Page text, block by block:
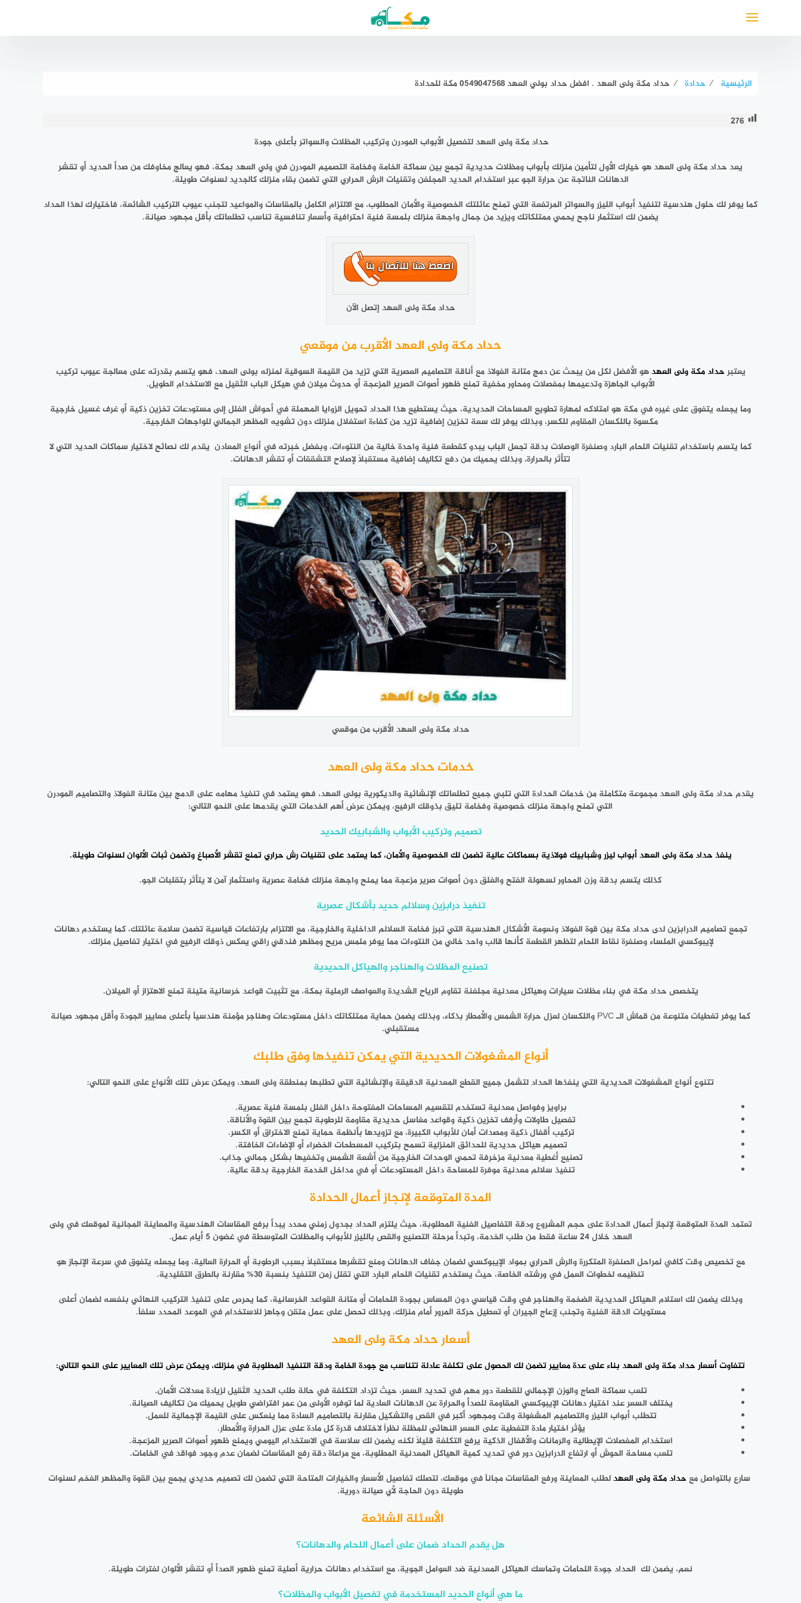
الرئيسية ⁄ حدادة ⁄ حداد مكة ولى العهد . افضل حداد بولي العهد 0549047568 مكة للحدادة
276
حداد مكة ولى العهد لتفصيل الأبواب المودرن وتركيب المظلات والسواتر بأعلى جودة
يعد حداد مكة ولى العهدهو خيارك الأول لتأمين منزلك بأبواب ومظلات حديدية تجمع بين سماكة الخامة وفخامة التصميم المودرن في ولي العهد بمكة، فهو يعالج مخاوفك من صدأ الحديد أو تقشر
الدهانات الناتجة عن حرارة الجو عبر استخدام الحديد المجلفن وتقنيات الرش الحراري التي تضمن بقاء منزلك كالجديد لسنوات طويلة.
كما يوفر لك حلول هندسية لتنفيذ أبواب الليزر والسواتر المرتفعة التي تمنح عائلتك الخصوصية والأمان المطلوب، مع الالتزام الكامل بالمقاسات والمواعيد لتجنب عيوب التركيب الشائعة، فاختيارك لهذا الحداد
يضمن لك استثمار ناجح يحمي ممتلكاتك ويزيد من جمال واجهة منزلك بلمسة فنية احترافية وأسعار تنافسية تناسب تطلعاتك بأقل مجهود صيانة.
حداد مكة ولى العهد إتصل الآن
حداد مكة ولى العهد الأقرب من موقعي
يعتبرحداد مكة ولى العهدهو الأفضل لكل من يبحث عن دمج متانة الفولاذ مع أناقة التصاميم العصرية التي تزيد من القيمة السوقية لمنزله بولى العهد، فهو يتسم بقدرته على معالجة عيوب تركيب
الأبواب الجاهزة وتدعيمها بمفصلات ومحاور مخفية تمنع ظهور أصوات الصرير المزعجة أو حدوث ميلان في هيكل الباب الثقيل مع الاستخدام الطويل.
وما يجعله يتفوق على غيره في مكة هو امتلاكه لمهارة تطويع المساحات الحديدية، حيث يستطيع هذا الحداد تحويل الزوايا المهملة في أحواش الفلل إلى مستودعات تخزين ذكية أو غرف غسيل خارجية
مكسوة باللكسان المقاوم للكسر، وبذلك يوفر لك سعة تخزين إضافية تزيد من كفاءة استغلال منزلك دون تشويه المظهر الجمالي للواجهات الخارجية.
كما يتسم باستخدام تقنيات اللحام البارد وصنفرة الوصلات بدقة تجعل الباب يبدو كقطعة فنية واحدة خالية من النتوءات، وبفضل خبرته في أنواع المعادن يقدم لك نصائح لاختيار سماكات الحديد التي لا
تتأثر بالحرارة، وبذلك يحميك من دفع تكاليف إضافية مستقبلاً لإصلاح التشققات أو تقشر الدهانات.
حداد مكة ولى العهد الأقرب من موقعي
خدمات حداد مكة ولى العهد
يقدم حداد مكة ولى العهد مجموعة متكاملة من خدمات الحدادة التي تلبي جميع تطلعاتك الإنشائية والديكورية بولى العهد، فهو يعتمد في تنفيذ مهامه على الدمج بين متانة الفولاذ والتصاميم المودرن
التي تمنح واجهة منزلك خصوصية وفخامة تليق بذوقك الرفيع، ويمكن عرض أهم الخدمات التي يقدمها على النحو التالي:
تصميم وتركيب الأبواب والشبابيك الحديد
ينفذ حداد مكة ولى العهدأبواب ليزر وشبابيك فولاذية بسماكات عالية تضمن لك الخصوصية والأمان، كما يعتمد على تقنيات رش حراري تمنع تقشر الأصباغ وتضمن ثبات الألوان لسنوات طويلة.
كذلك يتسم بدقة وزن المحاور لسهولة الفتح والغلق دون أصوات صرير مزعجة مما يمنح واجهة منزلك فخامة عصرية واستثمار آمن لا يتأثر بتقلبات الجو.
تنفيذ درابزين وسلالم حديد بأشكال عصرية
تجمعتصاميم الدرابزينلدى حداد مكة بين قوة الفولاذ ونعومة الأشكال الهندسية التي تبرز فخامة السلالم الداخلية والخارجية، مع الالتزام بارتفاعات قياسية تضمن سلامة عائلتك، كما يستخدم دهانات
لإيبوكسي الملساء وصنفرة نقاط اللحام لتظهر القطعة كأنها قالب واحد خالي من النتوءات مما يوفر ملمس مريح ومظهر فندقي راقي يعكس ذوقك الرفيع في اختيار تفاصيل منزلك.
تصنيع المظلات والهناجر والهياكل الحديدية
يتخصص حداد مكة في بناء مظلات سيارات وهياكل معدنية مجلفنة تقاوم الرياح الشديدة والعواصف الرملية بمكة، مع تثبيت قواعد خرسانية متينة تمنع الاهتزاز أو الميلان.
كما يوفر تغطيات متنوعة من قماش الـ PVC واللكسان لعزل حرارة الشمس والأمطار بذكاء، وبذلك
يضمن حماية ممتلكاتك داخل مستودعات وهناجر مؤمنة هندسياً بأعلى معايير الجودة وأقل مجهود صيانة
مستقبلي.
أنواع المشغولات الحديدية التي يمكن تنفيذها وفق طلبك
تتنوع أنواع المشغولات الحديدية التي ينفذها الحداد لتشمل جميع القطع المعدنية الدقيقة والإنشائية التي تطلبها بمنطقة ولى العهد، ويمكن عرض تلك الأنواع على النحو التالي:
براويز وفواصل معدنية تستخدم لتقسيم المساحات المفتوحة داخل الفلل بلمسة فنية عصرية.
تفصيل طاولات وأرفف تخزين ذكية وقواعد مغاسل حديدية مقاومة للرطوبة تجمع بين القوة والأناقة.
تركيب أقفال ذكية ومصدات أمان للأبواب الكبيرة، مع تزويدها بأنظمة حماية تمنع الاختراق أو الكسر.
تصميم هياكل حديدية للحدائق المنزلية تسمح بتركيب المسطحات الخضراء أو الإضاءات الخافتة.
تصنيع أغطية معدنية مزخرفة تحمي الوحدات الخارجية من أشعة الشمس وتخفيها بشكل جمالي جذاب.
تنفيذ سلالم معدنية موفرة للمساحة داخل المستودعات أو في مداخل الخدمة الخارجية بدقة عالية.
المدة المتوقعة لإنجاز أعمال الحدادة
تعتمد المدة المتوقعة لإنجاز أعمال الحدادة على حجم المشروع ودقة التفاصيل الفنية المطلوبة، حيث يلتزم الحداد بجدول زمني محدد يبدأ برفع المقاسات الهندسية والمعاينة المجانية لموقعك في ولى
العهد خلال 24 ساعة فقط من طلب الخدمة، وتبدأ مرحلة التصنيع والقص بالليزر للأبواب والمظلات المتوسطة في غضون 5 أيام عمل.
مع تخصيص وقت كافي لمراحل الصنفرة المتكررة والرش الحراري بمواد الإيبوكسي لضمان جفاف الدهانات ومنع تقشرها مستقبلاً بسبب الرطوبة أو الحرارة العالية، وما يجعله يتفوق في سرعة الإنجاز هو
تنظيمه لخطوات العمل في ورشته الخاصة، حيث يستخدم تقنيات اللحام البارد التي تقلل زمن التنفيذ بنسبة 30% مقارنة بالطرق التقليدية.
وبذلك يضمن لك استلام الهياكل الحديدية الضخمة والهناجر في وقت قياسي دون المساس بجودة اللحامات أو متانة القواعد الخرسانية، كما يحرص على تنفيذ التركيب النهائي بنفسه لضمان أعلى
مستويات الدقة الفنية وتجنب إزعاج الجيران أو تعطيل حركة المرور أمام منزلك، وبذلك تحصل على عمل متقن وجاهز للاستخدام في الموعد المحدد سلفاً.
أسعار حداد مكة ولى العهد
تتفاوتأسعار حداد مكة ولى العهد بناء على عدة معايير تضمن لك الحصول على تكلفة عادلة تتناسب مع جودة الخامة ودقة التنفيذ المطلوبة في منزلك، ويمكن عرض تلك المعايير على النحو التالي:
تلعب سماكة الصاج والوزن الإجمالي للقطعة دور مهم في تحديد السعر، حيث تزداد التكلفة في حالة طلب الحديد الثقيل لزيادة معدلات الأمان.
يختلف السعر عند اختيار دهانات الإيبوكسي المقاومة للصدأ والحرارة عن الدهانات العادية لما توفره الأولى من عمر افتراضي طويل يحميك من تكاليف الصيانة.
تتطلب أبواب الليزر والتصاميم المشغولة وقت ومجهود أكبر في القص والتشكيل مقارنة بالتصاميم السادة مما ينعكس على القيمة الإجمالية للعمل.
يؤثر اختيار مادة التغطية على السعر النهائي للمظلة نظراً لاختلاف قدرة كل مادة على عزل الحرارة والأمطار.
استخدام المفصلات الإيطالية والرمانات والأقفال الذكية يرفع التكلفة قليلاً لكنه يضمن لك سلاسة في الاستخدام اليومي ويمنع ظهور أصوات الصرير المزعجة.
تلعب مساحة الحوش أو ارتفاع الدرابزين دور في تحديد كمية الهياكل المعدنية المطلوبة، مع مراعاة دقة رفع المقاسات لضمان عدم وجود فواقد في الخامات.
سارع بالتواصل مع حداد مكة ولى العهدلطلب المعاينة ورفع المقاسات مجاناً في موقعك، لتصلك تفاصيل الأسعار والخيارات المتاحة التي تضمن لك تصميم حديدي يجمع بين القوة والمظهر الفخم لسنوات
طويلة دون الحاجة لأي صيانة دورية.
الأسئلة الشائعة
هل يقدم الحداد ضمان على أعمال اللحام والدهانات؟
نعم، يضمن لك الحداد جودة اللحامات وتماسك الهياكل المعدنية ضد العوامل الجوية، مع استخدام دهانات حرارية أصلية تمنع ظهور الصدأ أو تقشر الألوان لفترات طويلة.
ما هي أنواع الحديد المستخدمة في تفصيل الأبواب والمظلات؟